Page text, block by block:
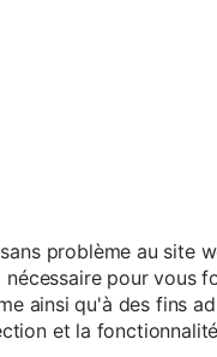
problème au site
pour vous
ainsi qu'à des fins
et la